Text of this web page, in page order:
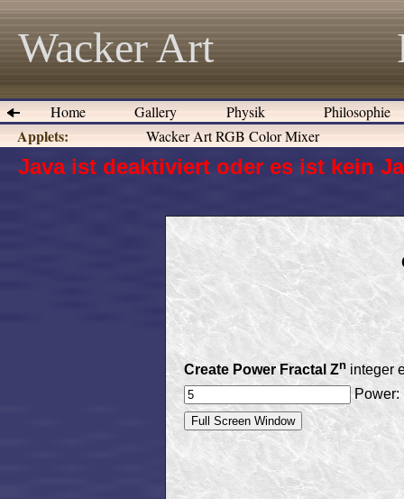
Wacker Art
Home Gallery Physik Philosophie
Applets: Wacker Art RGB Color Mixer
Java ist deaktiviert oder es ist kein
Create Power Fractal Zninteger
Power: